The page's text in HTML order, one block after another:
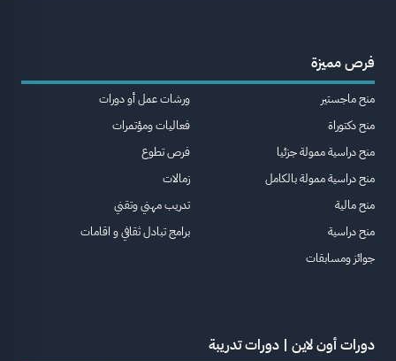
فرص مميزة
منح ماجستير
منح دكتوراة
منح دراسية ممولة جزئيا
منح دراسية ممولة بالكامل
منح مالية
منح دراسية
جوائز ومسابقات
ورشات عمل أو دورات
فعاليات ومؤتمرات
فرص تطوع
زمالات
تدريب مهني وتقني
برامج تبادل ثقافي و اقامات
دورات أون لاين | دورات تدريبة